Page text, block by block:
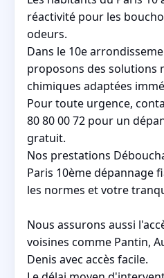
réactivité pour les
odeurs.
Dans le 10e
proposons des solutions
chimiques adaptées
Pour toute urgence,
80 80 00 72 pour un
gratuit.
Nos prestations
Paris 10ème dépannage
les normes et votre
Nous assurons aussi
voisines comme Pantin,
Denis avec accès facile.